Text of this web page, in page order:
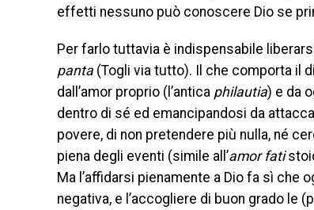
effetti nessuno può conoscere Dio se
Per farlo tuttavia è indispensabile
panta (Togli via tutto). Il che comporta il
dall’amor proprio (l’antica philautia) e da
dentro di sé ed emancipandosi da
povere, di non pretendere più nulla, né
piena degli eventi (simile all’amor fati
Ma l’affidarsi pienamente a Dio fa sì
negativa, e l’accogliere di buon grado le